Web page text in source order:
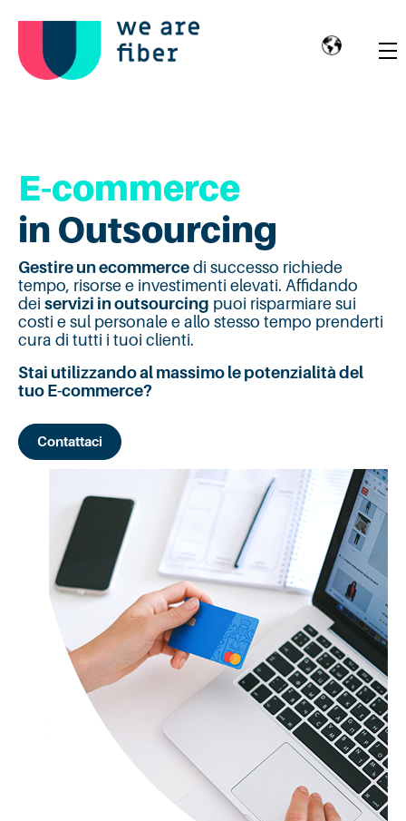
E-commerce
in Outsourcing
Gestire un ecommerce di successo richiede
tempo, risorse e investimenti elevati. Affidando
dei servizi in outsourcing puoi risparmiare sui
costi e sul personale e allo stesso tempo prenderti
cura di tutti i tuoi clienti.
Stai utilizzando al massimo le potenzialità del
tuo E-commerce?
Contattaci